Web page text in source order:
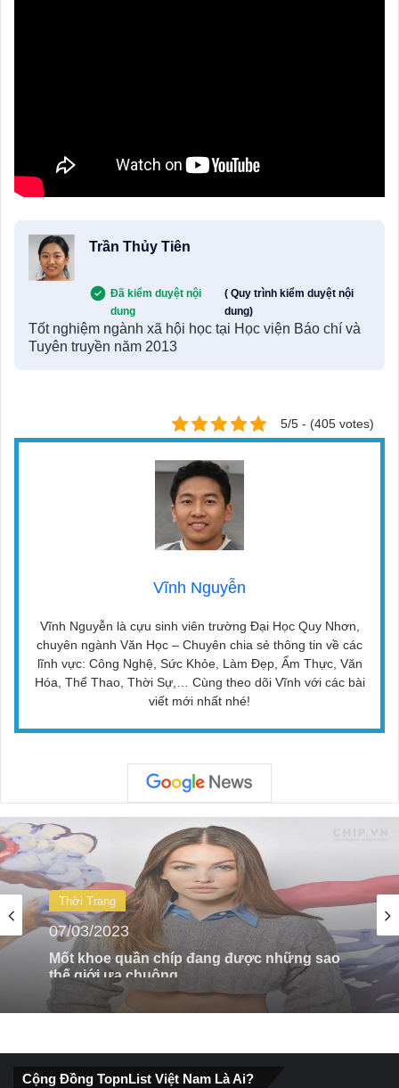
Trần Thủy Tiên
Đã kiểm duyệt nội
dung
( Quy trình kiểm duyệt nội
dung)
Tốt nghiệm ngành xã hội học tại Học viện Báo chí và
Tuyên truyền năm 2013
5/5 - (405 votes)
Vĩnh Nguyễn
Vĩnh Nguyễn là cựu sinh viên trường Đại Học Quy Nhơn,
chuyên ngành Văn Học – Chuyên chia sẻ thông tin về các
lĩnh vực: Công Nghệ, Sức Khỏe, Làm Đẹp, Ẩm Thực, Văn
Hóa, Thể Thao, Thời Sự,… Cùng theo dõi Vĩnh với các bài
viết mới nhất nhé!
Thời Trang
07/03/2023
Top 08 Cửa Hàng Bán Túi Xách Siêu Đẹp,
Siêu Rẻ Tại Tp. Hồ Chí Minh
Cộng Đồng TopnList Việt Nam Là Ai?